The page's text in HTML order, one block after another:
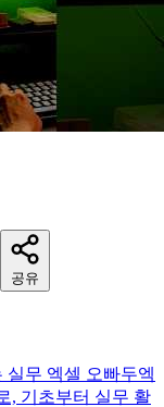
공유
실무 엑셀 오빠두엑
, 기초부터 실무 활